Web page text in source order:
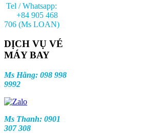
Tel / Whatsapp:
+84 905 468
706 (Ms LOAN)
DỊCH VỤ VÉ
MÁY BAY
Ms Hằng: 098 998
9992
Ms Thanh: 0901
307 308